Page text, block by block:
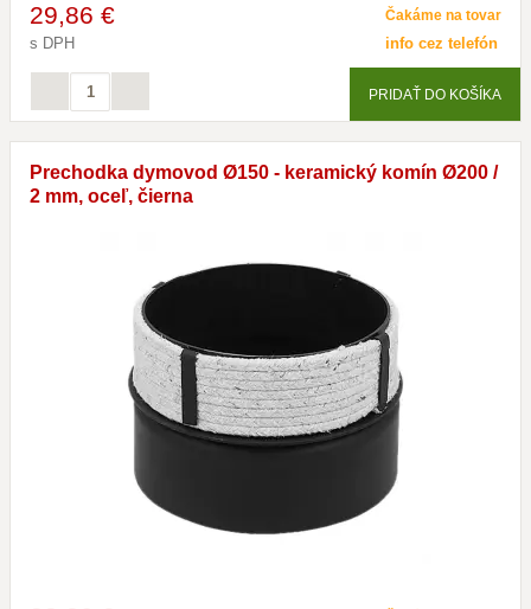
29,86 €
s DPH
Čakáme na tovar
info cez telefón
PRIDAŤ DO KOŠÍKA
Prechodka dymovod Ø150 - keramický komín Ø200 /
2 mm, oceľ, čierna